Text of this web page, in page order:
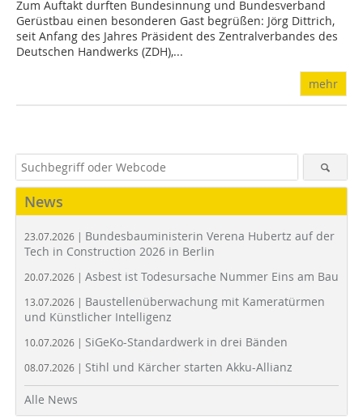
Zum Auftakt durften Bundesinnung und Bundesverband
Gerüstbau einen besonderen Gast begrüßen: Jörg Dittrich,
seit Anfang des Jahres Präsident des Zentralverbandes des
Deutschen Handwerks (ZDH),...
mehr
News
23.07.2026 | Bundesbauministerin Verena Hubertz auf der
Tech in Construction 2026 in Berlin
20.07.2026 | Asbest ist Todesursache Nummer Eins am Bau
13.07.2026 | Baustellenüberwachung mit Kameratürmen
und Künstlicher Intelligenz
10.07.2026 | SiGeKo-Standardwerk in drei Bänden
08.07.2026 | Stihl und Kärcher starten Akku-Allianz
Alle News